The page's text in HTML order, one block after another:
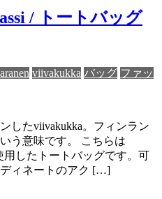
/ トートバッグ
viivakukka バッグ ファッ
したviivakukka。フィンラン
う意味です。 こちらは
用したトートバッグです。可
ィネートのアク […]